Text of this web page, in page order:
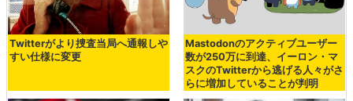
Twitterがより捜査当局へ通報しや
すい仕様に変更
Mastodonのアクティブユーザー
数が250万に到達、イーロン・マ
スクのTwitterから逃げる人々がさ
らに増加していることが判明